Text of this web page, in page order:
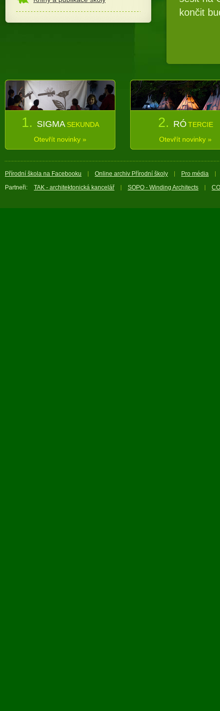
končit
1. SIGMA SEKUNDA
Otevřít novinky »
2. RÓ TERCIE
Otevřít novinky »
Přírodní škola na Facebooku Online archiv Přírodní školy
Pro média
Partneři:
TAK - architektonická kancelář SOPO - Winding Architects